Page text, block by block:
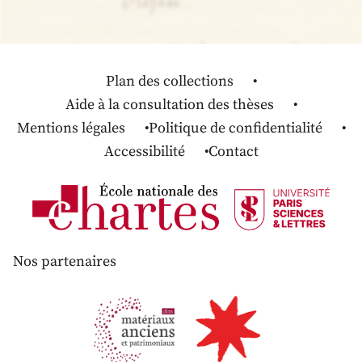
Plan des collections
Aide à la consultation des thèses
Mentions légales
Politique de confidentialité
Accessibilité
Contact
Nos partenaires